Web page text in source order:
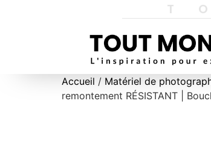
Accueil / Matériel de
remontement RÉSISTANT |